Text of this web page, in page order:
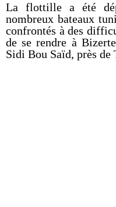
La flottille a été
nombreux bateaux
confrontés à des
de se rendre à
Sidi Bou Saïd, près de